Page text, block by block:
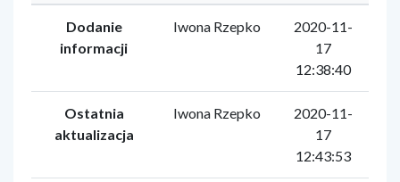
Dodanie
informacji
Iwona Rzepko
2020-11-
17
12:38:40
Ostatnia
aktualizacja
Iwona Rzepko
2020-11-
17
12:43:53